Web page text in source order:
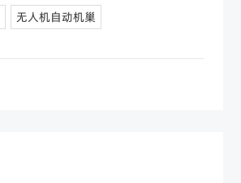
无人机自动机巢